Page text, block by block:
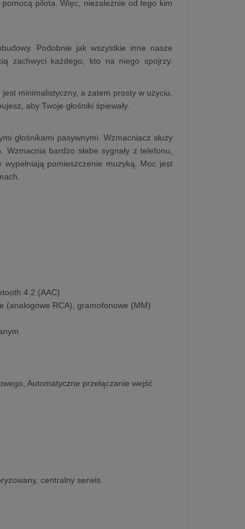
pilota. Więc, niezależnie od tego kim
Podobnie jak wszystkie inne nasze
zachwyci każdego, kto na niego spojrzy.
minimalistyczny, a zatem prosty w użyciu.
aby Twoje głośniki śpiewały.
głośnikami pasywnymi. Wzmacniacz służy
bardzo słabe sygnały z telefonu,
pomieszczenie muzyką. Moc jest
4.2 (AAC)
(analogowe RCA), gramofonowe (MM)
Automatyczne przełączanie wejść
centralny serwis.